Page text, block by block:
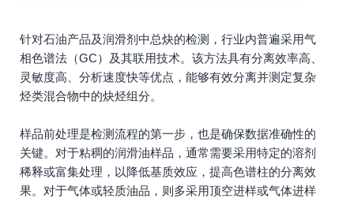
针对石油产品及润滑剂中总炔的检测，行业内普遍采用气
相色谱法（GC）及其联用技术。该方法具有分离效率高、
灵敏度高、分析速度快等优点，能够有效分离并测定复杂
烃类混合物中的炔烃组分。
样品前处理是检测流程的第一步，也是确保数据准确性的
关键。对于粘稠的润滑油样品，通常需要采用特定的溶剂
稀释或富集处理，以降低基质效应，提高色谱柱的分离效
果。对于气体或轻质油品，则多采用顶空进样或气体进样